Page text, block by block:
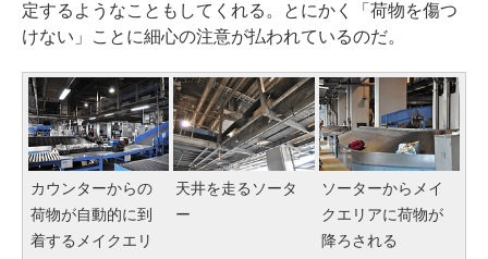
定するようなこともしてくれる。とにかく「荷物を傷つ
けない」ことに細心の注意が払われているのだ。
カウンターからの
荷物が自動的に到
着するメイクエリ
天井を走るソータ
ー
ソーターからメイ
クエリアに荷物が
降ろされる